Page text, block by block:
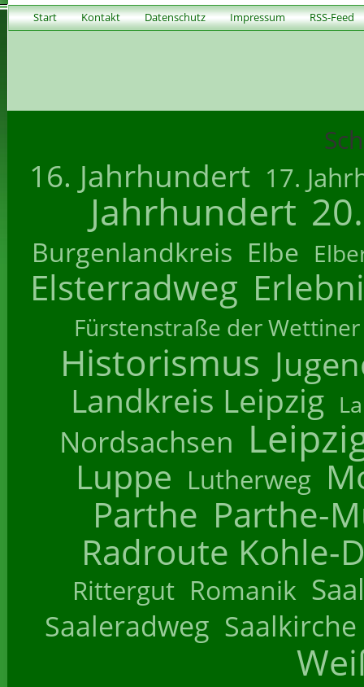
Start Kontakt Datenschutz Impressum RSS-Feed
16. Jahrhundert 17.
Jahrhundert
Burgenlandkreis Elbe
Elsterradweg
Fürstenstraße der Wettiner
Historismus
Landkreis Leipzig
Nordsachsen
Luppe Lutherweg
Parthe Parthe-
Radroute Kohle-
Rittergut Romanik
Saaleradweg Saalkirche